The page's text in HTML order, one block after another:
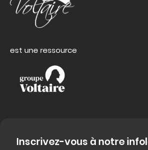
est une ressource
Inscrivez-vous à notre